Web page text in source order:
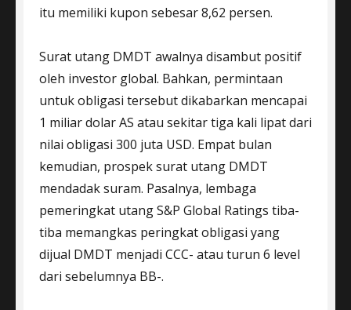
itu memiliki kupon sebesar 8,62 persen.
Surat utang DMDT awalnya disambut positif
oleh investor global. Bahkan, permintaan
untuk obligasi tersebut dikabarkan mencapai
1 miliar dolar AS atau sekitar tiga kali lipat dari
nilai obligasi 300 juta USD. Empat bulan
kemudian, prospek surat utang DMDT
mendadak suram. Pasalnya, lembaga
pemeringkat utang S&P Global Ratings tiba-
tiba memangkas peringkat obligasi yang
dijual DMDT menjadi CCC- atau turun 6 level
dari sebelumnya BB-.